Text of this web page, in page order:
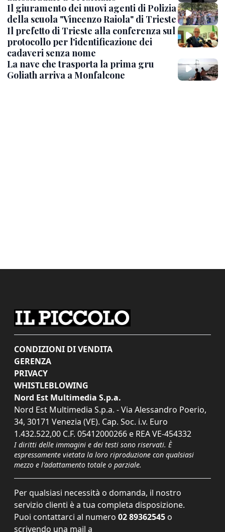
Il giuramento dei nuovi agenti di Polizia
della scuola "Vincenzo Raiola" di Trieste
Il prefetto di Trieste alla conferenza sul
protocollo per l'identificazione dei
cadaveri senza nome
La nave che trasporta la prima gru
Goliath arriva a Monfalcone
CONDIZIONI DI VENDITA
GERENZA
PRIVACY
WHISTLEBLOWING
Nord Est Multimedia S.p.a.
Nord Est Multimedia S.p.a. - Via Alessandro Poerio,
34, 30171 Venezia (VE). Cap. Soc. i.v. Euro
1.432.522,00 C.F. 05412000266 e REA VE-454332
I diritti delle immagini e dei testi sono riservati. È
espressamente vietata la loro riproduzione con qualsiasi
mezzo e l'adattamento totale o parziale.
Per qualsiasi necessità o domanda, il nostro
servizio clienti è a tua completa disposizione.
Puoi contattarci al numero 02 89362545 o
scrivendo una mail a